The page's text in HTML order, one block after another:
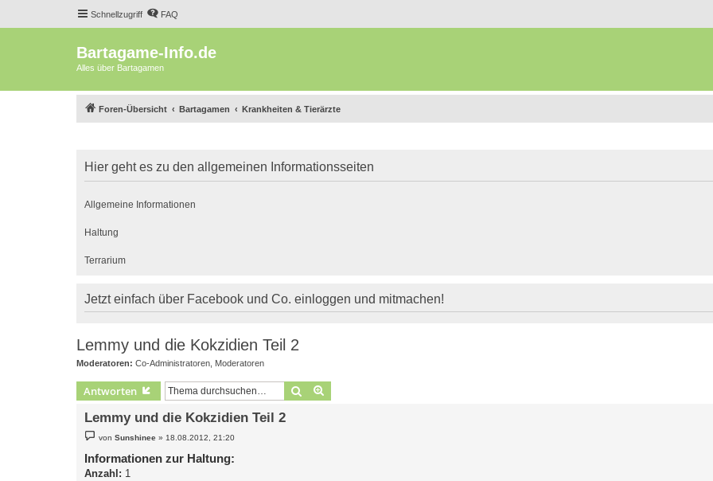
Schnellzugriff FAQ
Bartagame-Info.de
Alles über Bartagamen
Foren-Übersicht Bartagamen Krankheiten & Tierärzte
Hier geht es zu den allgemeinen Informationsseiten
Allgemeine Informationen
Haltung
Terrarium
Jetzt einfach über Facebook und Co. einloggen und mitmachen!
Lemmy und die Kokzidien Teil 2
Moderatoren: Co-Administratoren Moderatoren
Antworten Suche
Lemmy und die Kokzidien Teil 2
e
i
t
r
vonSunshinee » 18.08.2012, 21:20
Informationen zur Haltung:
Anzahl: 1